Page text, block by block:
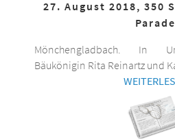
27. August 2018, 350
Parade
Mönchengladbach. In
Bäukönigin Rita Reinartz und